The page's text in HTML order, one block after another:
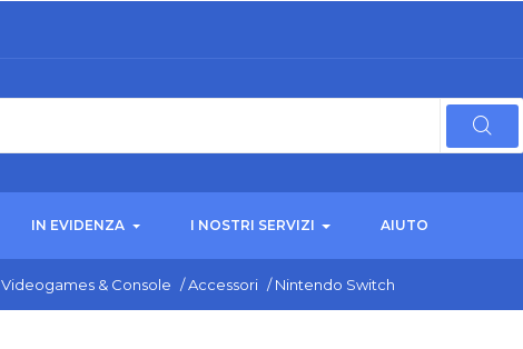
IN EVIDENZA I NOSTRI SERVIZI AIUTO
Videogames & Console /Accessori / Nintendo Switch